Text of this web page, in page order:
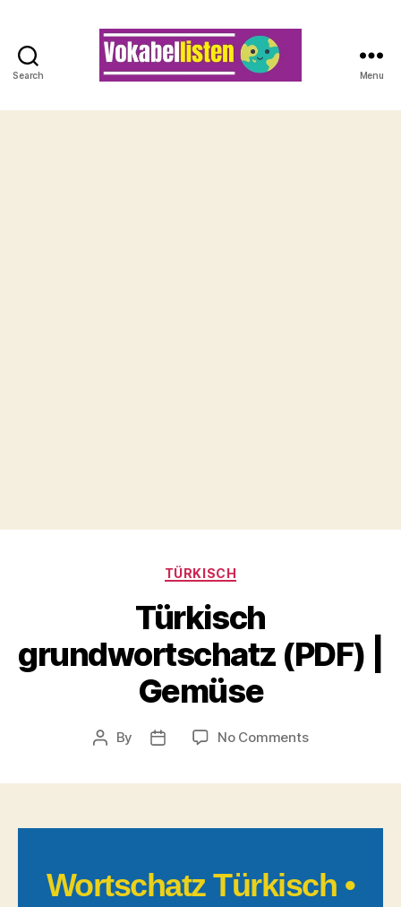
Search Menu
Categories
TÜRKISCH
Türkisch
grundwortschatz (PDF) |
Gemüse
Post
By
Post
No Commentson
Wortschatz Türkisch •